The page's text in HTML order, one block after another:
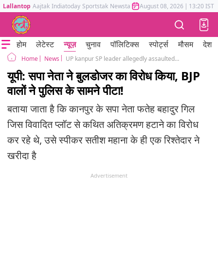
Lallantop Aajtak Indiatoday Sportstak Newstak Mumbai Tak Astrotak
August 08, 2026 | 13:20 IST
होम लेटेस्ट न्यूज़ चुनाव पॉलिटिक्स स्पोर्ट्स मौसम देश
Home News UP kanpur SP leader allegedly assaulted by BJP workers over encroachment drive
यूपी: सपा नेता ने बुलडोजर का विरोध किया, BJP
वालों ने पुलिस के सामने पीटा!
बताया जाता है कि कानपुर के सपा नेता फतेह बहादुर गिल
जिस विवादित प्लॉट से कथित अतिक्रमण हटाने का विरोध
कर रहे थे, उसे स्पीकर सतीश महाना के ही एक रिश्तेदार ने
खरीदा है
Advertisement